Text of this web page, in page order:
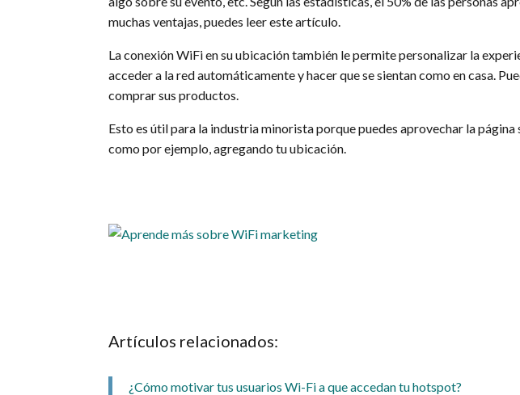
muchas ventajas, puedes leer este artículo.
La conexión WiFi en su ubicación también le permite personalizar la
acceder a la red automáticamente y hacer que se sientan como en casa.
comprar sus productos.
Esto es útil para la industria minorista porque puedes aprovechar la
como por ejemplo, agregando tu ubicación.
Artículos relacionados:
¿Cómo motivar tus usuarios Wi-Fi a que accedan tu hotspot?